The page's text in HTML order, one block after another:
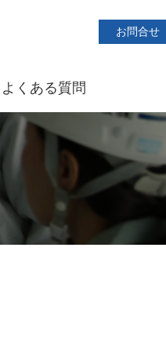
お問合せ
よくある質問